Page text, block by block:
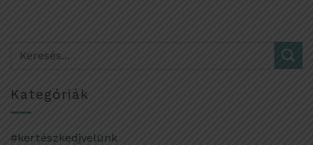
Kategóriák
#kertészkedjvelünk